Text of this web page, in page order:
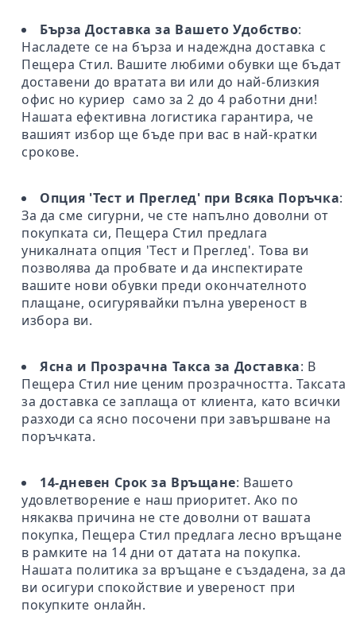
Бърза Доставка за Вашето Удобство:
Насладете се на бърза и надеждна доставка с
Пещера Стил. Вашите любими обувки ще бъдат
доставени до вратата ви или до най-близкия
офис но куриер само за 2 до 4 работни дни!
Нашата ефективна логистика гарантира, че
вашият избор ще бъде при вас в най-кратки
срокове.
Опция 'Тест и Преглед' при Всяка Поръчка:
За да сме сигурни, че сте напълно доволни от
покупката си, Пещера Стил предлага
уникалната опция 'Тест и Преглед'. Това ви
позволява да пробвате и да инспектирате
вашите нови обувки преди окончателното
плащане, осигурявайки пълна увереност в
избора ви.
Ясна и Прозрачна Такса за Доставка: В
Пещера Стил ние ценим прозрачността. Таксата
за доставка се заплаща от клиента, като всички
разходи са ясно посочени при завършване на
поръчката.
14-дневен Срок за Връщане: Вашето
удовлетворение е наш приоритет. Ако по
някаква причина не сте доволни от вашата
покупка, Пещера Стил предлага лесно връщане
в рамките на 14 дни от датата на покупка.
Нашата политика за връщане е създадена, за да
ви осигури спокойствие и увереност при
покупките онлайн.